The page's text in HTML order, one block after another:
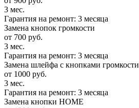
3 мес.
Гарантия на ремонт: 3 месяца
Замена кнопок громкости
от 700 руб.
3 мес.
Гарантия на ремонт: 3 месяца
Замена шлейфа с кнопками громкости
от 1000 руб.
3 мес.
Гарантия на ремонт: 3 месяца
Замена кнопки HOME